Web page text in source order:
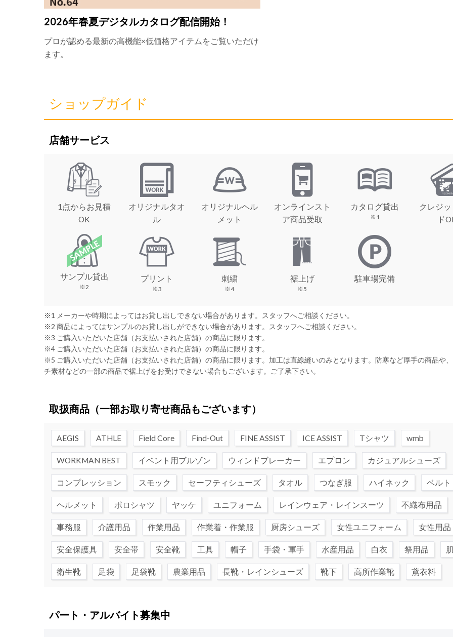
2026年春夏デジタルカタログ配信開始！
プロが認める最新の高機能×低価格アイテムをご覧いただけ
ます。
ショップガイド
店舗サービス
1点からお見積
OK
オリジナルタオ
ル
オリジナルヘル
メット
オンラインスト
ア商品受取
カタログ貸出
※1
クレジ
ド
サンプル貸出
※2
プリント
※3
刺繍
※4
裾上げ
※5
駐車場完備
※1 メーカーや時期によってはお貸し出しできない場合があります。スタッフへご相談ください。
※2 商品によってはサンプルのお貸し出しができない場合があります。スタッフへご相談ください。
※3 ご購入いただいた店舗（お支払いされた店舗）の商品に限ります。
※4 ご購入いただいた店舗（お支払いされた店舗）の商品に限ります。
※5 ご購入いただいた店舗（お支払いされた店舗）の商品に限ります。加工は直線縫いのみとなります。防寒など厚手の商品や
チ素材などの一部の商品で裾上げをお受けできない場合もございます。ご了承下さい。
取扱商品 （一部お取り寄せ商品もございます）
AEGIS ATHLE Field Core Find-Out FINE ASSIST ICE ASSIST Tシャツ wmb
WORKMAN BEST イベント用ブルゾン ウィンドブレーカー エプロン カジュアルシューズ
コンプレッション スモック セーフティシューズ タオル つなぎ服 ハイネック ベルト
ヘルメット ポロシャツ ヤッケ ユニフォーム レインウェア・レインスーツ 不織布用品
事務服 介護用品 作業用品 作業着・作業服 厨房シューズ 女性ユニフォーム 女性用品
安全保護具 安全帯 安全靴 工具 帽子 手袋・軍手 水産用品 白衣 祭用品
衛生靴 足袋 足袋靴 農業用品 長靴・レインシューズ 靴下 高所作業靴 鳶衣料
パート・アルバイト募集中